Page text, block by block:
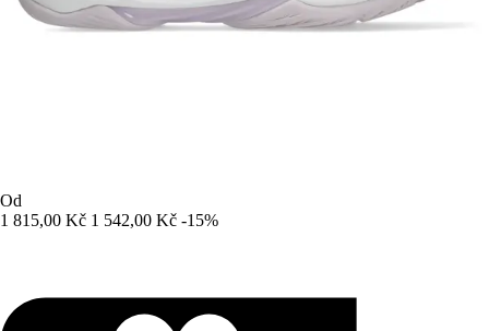
Od
1 815,00 Kč 1 542,00 Kč -15%